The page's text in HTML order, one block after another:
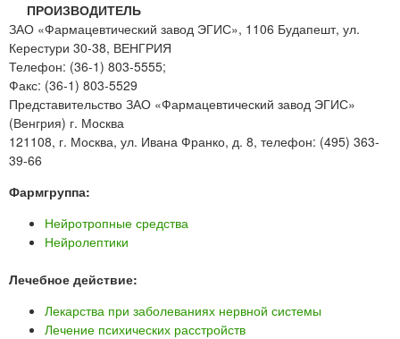
ПРОИЗВОДИТЕЛЬ
ЗАО «Фармацевтический завод ЭГИС», 1106 Будапешт, ул.
Керестури 30-38, ВЕНГРИЯ
Телефон: (36-1) 803-5555;
Факс: (36-1) 803-5529
Представительство ЗАО «Фармацевтический завод ЭГИС»
(Венгрия) г. Москва
121108, г. Москва, ул. Ивана Франко, д. 8, телефон: (495) 363-
39-66
Фармгруппа:
Нейротропные средства
Нейролептики
Лечебное действие:
Лекарства при заболеваниях нервной системы
Лечение психических расстройств